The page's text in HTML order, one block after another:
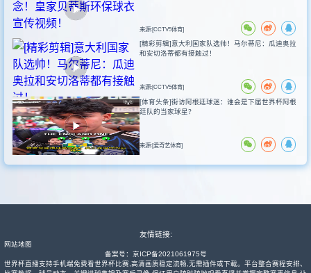
来源:[CCTV5体育]
[精彩剪辑]意大利国家队选帅！马尔蒂尼：瓜迪奥拉
和安切洛蒂都有接触过！
来源:[CCTV5体育]
[体育头条]街访阿根廷球迷：谁会是下届世界杯阿根
廷队的当家球星？
来源:[爱奇艺体育]
友情链接:
网站地图
备案号： 京ICP备2021061975号
世界杯直播支持手机端免费看世界杯比赛,高清画质稳定流畅,无需插件或下载。平台整合赛程安排、